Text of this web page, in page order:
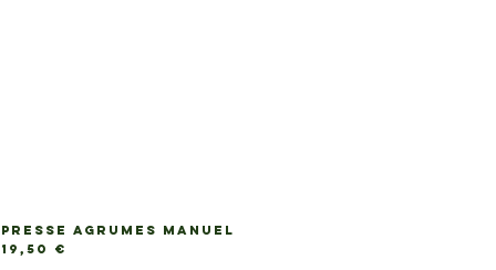
PRESSE AGRUMES MANUEL
Prix
19,50 €